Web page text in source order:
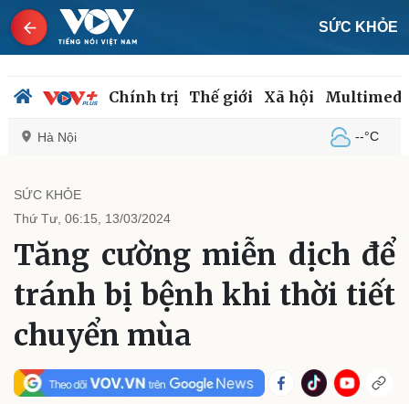
SỨC KHỎE
Chính trị Thế giới Xã hội
Hà Nội --°C
Chính trị
Đảng
Tổ chức nhân sự
Quốc hội
Nhận diện sự thật
Tin 24h
Dự báo thời tiết
Giáo dục
Dấu ấn VOV
SỨC KHỎE
Thứ Tư, 06:15, 13/03/2024
Tăng cường miễn dịch để
tránh bị bệnh khi thời tiết
chuyển mùa